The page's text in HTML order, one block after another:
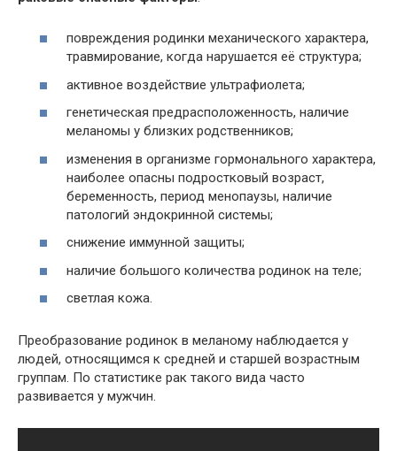
повреждения родинки механического характера,
травмирование, когда нарушается её структура;
активное воздействие ультрафиолета;
генетическая предрасположенность, наличие
меланомы у близких родственников;
изменения в организме гормонального характера,
наиболее опасны подростковый возраст,
беременность, период менопаузы, наличие
патологий эндокринной системы;
снижение иммунной защиты;
наличие большого количества родинок на теле;
светлая кожа.
Преобразование родинок в меланому наблюдается у
людей, относящимся к средней и старшей возрастным
группам. По статистике рак такого вида часто
развивается у мужчин.